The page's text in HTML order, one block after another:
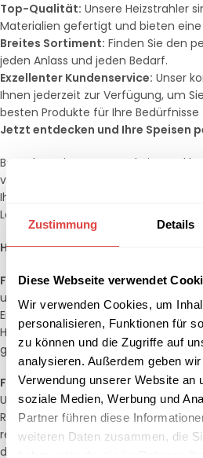
Zustimmung Details
Diese Webseite verwendet
Wir verwenden Cookies, um
personalisieren, Funktionen für
zu können und die Zugriffe auf
analysieren. Außerdem geben
Verwendung unserer Website an
soziale Medien, Werbung und
Partner führen diese
weiteren Daten zusammen, die
Top-Qualität: Unsere Heizstrahler
Materialien gefertigt und bieten eine
Breites Sortiment: Finden Sie den
jeden Anlass und jeden Bedarf.
Exzellenter Kundenservice: Unser
Ihnen jederzeit zur Verfügung, um
besten Produkte für Ihre
Jetzt entdecken und Ihre Speisen
Besuchen Sie unsere Website und
vielfältigen Auswahl an Heizstrahlern
Ihrem Gastronomiebetrieb eine
Lösung zur Speisenwärmung.
Häufig gestellte Fragen (FAQ)
Frage:Sind die Heizstrahler
unserer Heizstrahler sind
Energiekosten zu sparen. Sie sind
Heiztechnologien ausgestattet, die
geringem Energieverbrauch
Frage:Wie pflege ich meine
Unsere Heizstrahler sind
Reinigung mit mildem Seifenwasser
reicht aus, um sie in gutem Zustand
darauf, keine aggressiven